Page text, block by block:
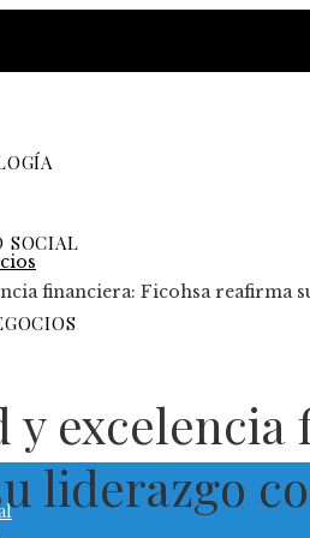
SOCIAL
financiera: Ficohsa reafirma
excelencia
liderazgo